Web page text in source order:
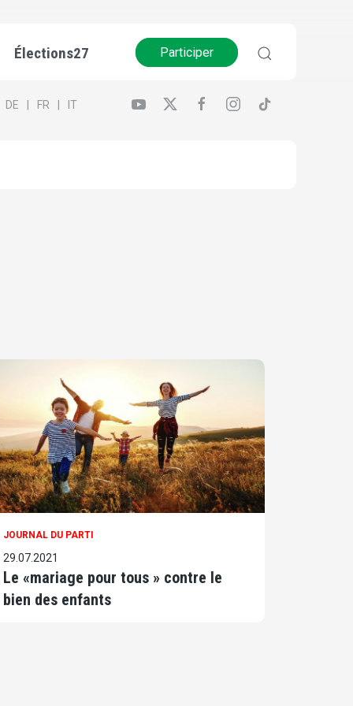
Élections27 Participer
DE FR IT
JOURNAL DU PARTI
29.07.2021
Le «mariage pour tous » contre le
bien des enfants